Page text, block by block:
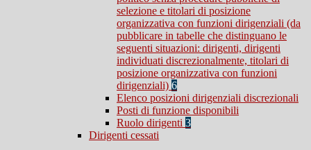
selezione e titolari di posizione
organizzativa con funzioni dirigenziali (da
pubblicare in tabelle che distinguano le
seguenti situazioni: dirigenti, dirigenti
individuati discrezionalmente, titolari di
posizione organizzativa con funzioni
dirigenziali) 6
Elenco posizioni dirigenziali discrezionali
Posti di funzione disponibili
Ruolo dirigenti 3
Dirigenti cessati